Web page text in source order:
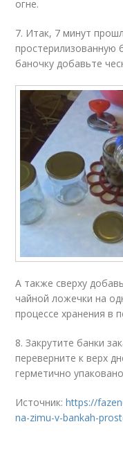
огне.
7. Итак, 7 минут
простерилизованную
баночку добавьте
А также сверху
чайной ложечки на
процессе хранения в
8. Закрутите банки
переверните к верх
герметично
Источник:https://
na-zimu-v-bankah-